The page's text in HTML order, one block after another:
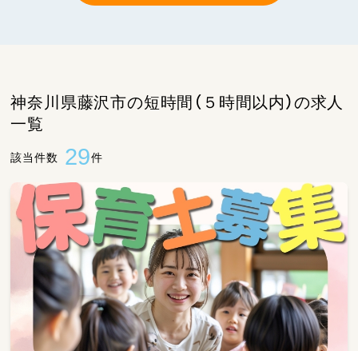
神奈川県藤沢市の短時間（５時間以内）の求人
一覧
該当件数 29件